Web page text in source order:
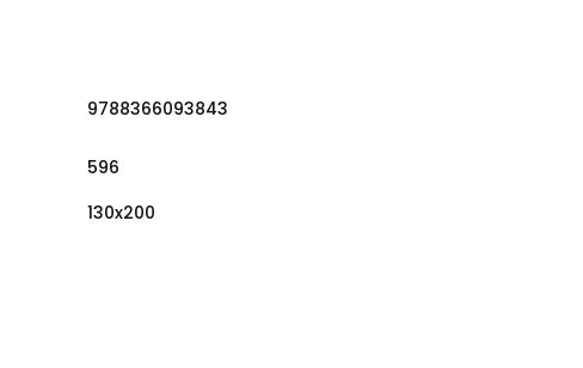
9788366093843
596
130x200